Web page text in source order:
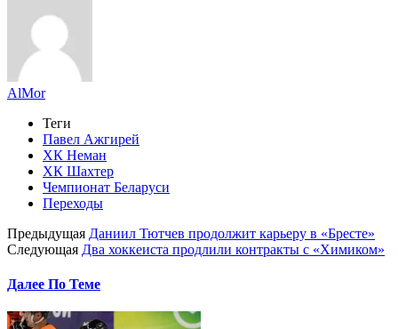
AlMor
Теги
Павел Ажгирей
ХК Неман
ХК Шахтер
Чемпионат Беларуси
Переходы
Предыдущая Даниил Тютчев продолжит карьеру в «Бресте»
Следующая Два хоккеиста продлили контракты с «Химиком»
Далее По Теме